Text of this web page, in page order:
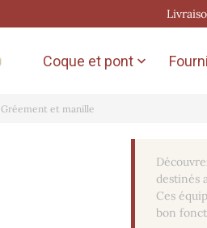
Coque et pont 
Gréement et manille
destinés
Ces
bon